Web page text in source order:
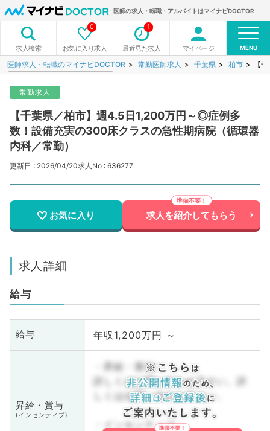
医師の求人・転職・アルバイトはマイナビDOCTOR
求人検索 お気に入り求人
0
最近見た求人
1
マイページ MENU
医師求人・転職のマイナビDOCTOR 常勤医師求人 千葉県 柏市 【
常勤求人
【千葉県／柏市】週4.5日1,200万円～◎症例多
数！設備充実の300床クラスの急性期病院（循環器
内科／常勤）
更新日 : 2026/04/20求人No : 636277
お気に入り 求人を紹介してもらう
求人詳細
給与
給与 年収1,200万円 ～
昇給・賞与
(インセンティブ)
・昇給・賞与
詳しくはお問い合わせ下さい。詳
しくはお問い合わせ下さい。
・インセンティブ